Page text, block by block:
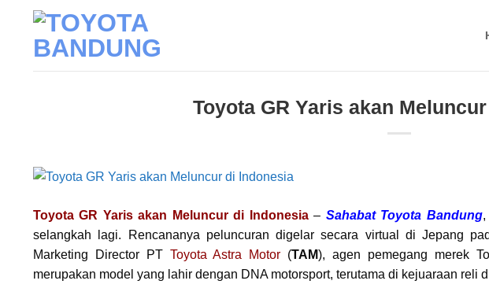
content
Toyota GR Yaris akan
Toyota GR Yaris akan Meluncur di Indonesia– Sahabat Toyota Bandung,
selangkah lagi. Rencananya peluncuran digelar secara virtual di Jepang
Marketing Director PT Toyota Astra Motor (TAM), agen pemegang merek
merupakan model yang lahir dengan DNA motorsport, terutama di kejuaraan reli